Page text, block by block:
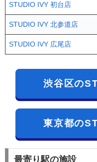
STUDIO IVY 初台店
STUDIO IVY 北参道店
STUDIO IVY 広尾店
渋谷区の
東京都の
最寄り駅の施設